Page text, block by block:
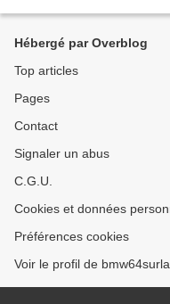
Hébergé par Overblog
Top articles
Pages
Contact
Signaler un abus
C.G.U.
Cookies et données
Préférences cookies
Voir le profil de